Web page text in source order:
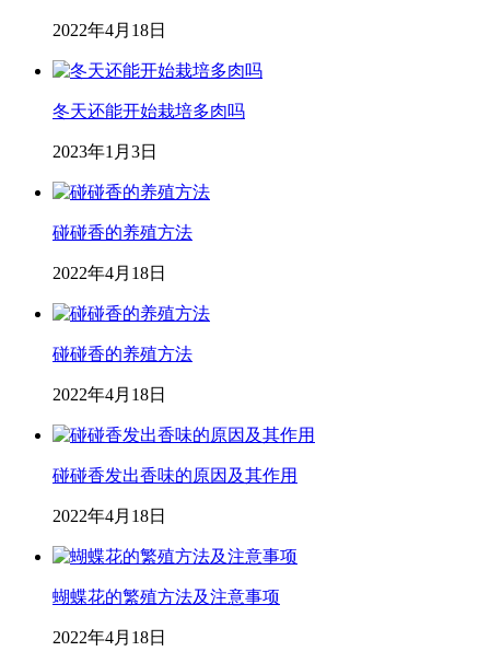
2022年4月18日
冬天还能开始栽培多肉吗
2023年1月3日
碰碰香的养殖方法
2022年4月18日
碰碰香的养殖方法
2022年4月18日
碰碰香发出香味的原因及其作用
2022年4月18日
蝴蝶花的繁殖方法及注意事项
2022年4月18日